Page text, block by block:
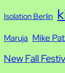
Isolation Berlin
Maruja Mike
New Fall